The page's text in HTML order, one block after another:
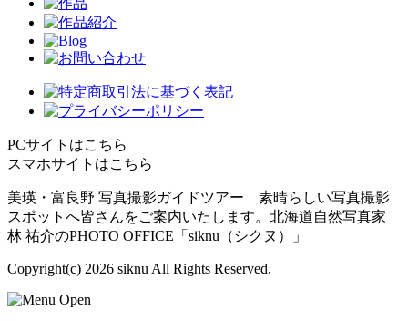
PCサイトはこちら
スマホサイトはこちら
美瑛・富良野 写真撮影ガイドツアー 素晴らしい写真撮影
スポットへ皆さんをご案内いたします。北海道自然写真家
林 祐介のPHOTO OFFICE「siknu（シクヌ）」
Copyright(c) 2026 siknu All Rights Reserved.